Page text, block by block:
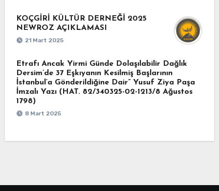
KOÇGİRİ KÜLTÜR DERNEĞİ 2025
NEWROZ AÇIKLAMASI
21 Mart 2025
Etrafı Ancak Yirmi Günde Dolaşılabilir Dağlık
Dersim’de 37 Eşkıyanın Kesilmiş Başlarının
İstanbul’a Gönderildiğine Dair” Yusuf Ziya Paşa
İmzalı Yazı (HAT. 82/340325-02-1213/8 Ağustos
1798)
8 Mart 2025